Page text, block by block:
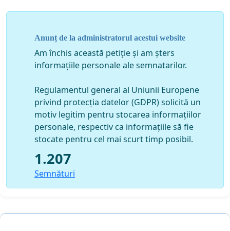
Anunț de la administratorul acestui website
Am închis această petiție și am șters
informațiile personale ale semnatarilor.
Regulamentul general al Uniunii Europene
privind protecția datelor (GDPR) solicită un
motiv legitim pentru stocarea informațiilor
personale, respectiv ca informațiile să fie
stocate pentru cel mai scurt timp posibil.
1.207
Semnături